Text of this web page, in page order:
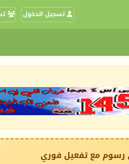
تسجيل الدخول
رسوم مع تفعيل فوري